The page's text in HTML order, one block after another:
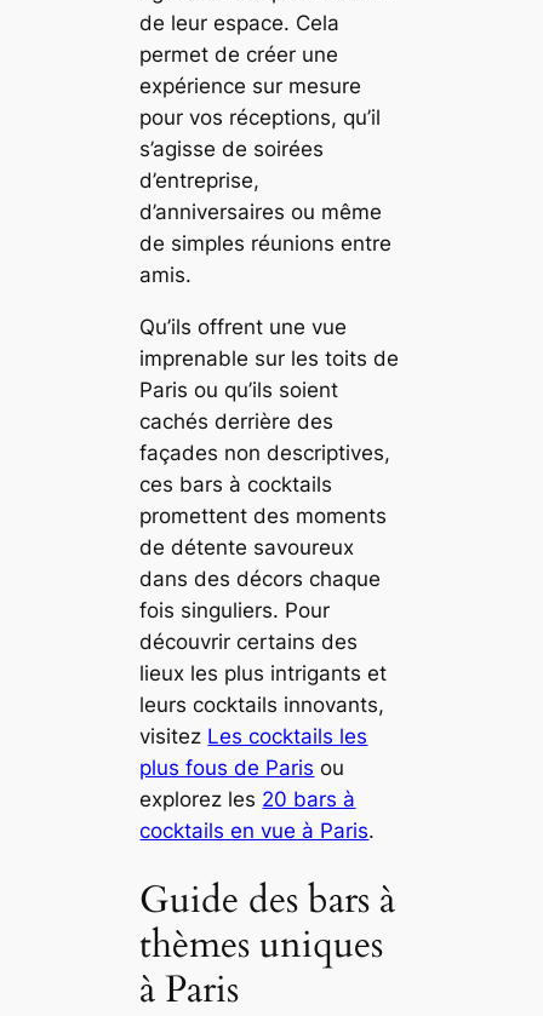
de leur espace. Cela
permet de créer une
expérience sur mesure
pour vos réceptions, qu’il
s’agisse de soirées
d’entreprise,
d’anniversaires ou même
de simples réunions entre
amis.
Qu’ils offrent une vue
imprenable sur les toits de
Paris ou qu’ils soient
cachés derrière des
façades non descriptives,
ces bars à cocktails
promettent des moments
de détente savoureux
dans des décors chaque
fois singuliers. Pour
découvrir certains des
lieux les plus intrigants et
leurs cocktails innovants,
visitez Les cocktails les
plus fous de Paris ou
explorez les 20 bars à
cocktails en vue à Paris.
Guide des bars à
thèmes uniques
à Paris